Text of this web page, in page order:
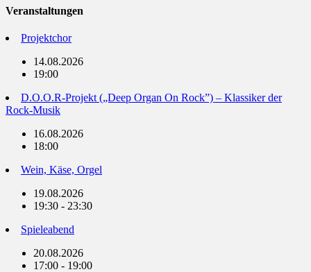
Veranstaltungen
Projektchor
14.08.2026
19:00
D.O.O.R-Projekt („Deep Organ On Rock”) – Klassiker der
Rock-Musik
16.08.2026
18:00
Wein, Käse, Orgel
19.08.2026
19:30 - 23:30
Spieleabend
20.08.2026
17:00 - 19:00